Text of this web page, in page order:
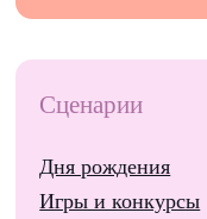
Сценарии
Дня рождения
Игры и конкурсы